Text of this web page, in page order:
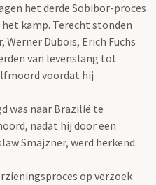
het derde Sobibor-proces
kamp. Terecht stonden
Dubois, Erich Fuchs
van levenslang tot
voordat hij
was naar Brazilië te
nadat hij door een
Smajzner, werd herkend.
op verzoek